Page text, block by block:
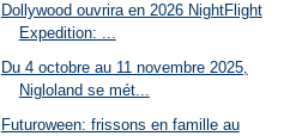
Dollywood ouvrira en 2026 NightFlight
Expedition: ...
Du 4 octobre au 11 novembre 2025,
Nigloland se mét...
Futuroween: frissons en famille au